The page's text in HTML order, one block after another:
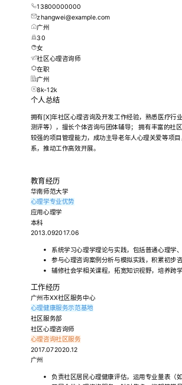
13800000000
zhangwei@example.com
广州
30
女
社区心理咨询师
在职
广州
8k-12k
个人总结
拥有[X]年社区心理咨询及开发工作经验，熟悉医疗行
测评等），擅长个体咨询与团体辅导； 拥有丰富的社
较强的项目管理能力，成功主导老年人心理关爱等项
系，推动工作高效开展。
教育经历
华南师范大学
心理学专业优势
应用心理学
本科
2013.092017.06
系统学习心理学理论与实践，包括普通心理学
参与心理咨询案例分析与模拟实践，积累初步咨
辅修社会学相关课程，拓宽知识视野，培养跨学
工作经历
广州市XX社区服务中心
心理健康服务示范基地
社区服务部
社区心理咨询师
心理咨询社区服务
2017.072020.12
广州
负责社区居民心理健康评估，运用专业量表（